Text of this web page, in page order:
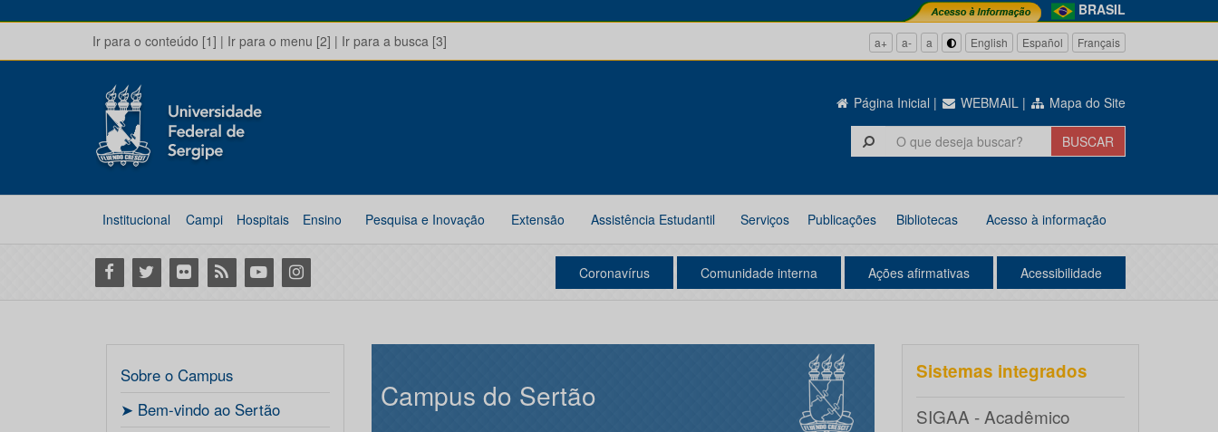
BRASIL
Ir para o conteúdo [1] | Ir para o menu [2] | Ir para a busca [3] a+ a- a English Español Français
Página Inicial | WEBMAIL | Mapa do Site
Institucional Campi Hospitais Ensino Pesquisa e Inovação Extensão Assistência Estudantil Serviços Publicações Bibliotecas Acesso à informação
Facebook
Twitter Flickr RSS YoutubeInstagram Coronavírus Comunidade interna Ações afirmativas Acessibilidade
Sobre o Campus
ㅤ➤ Bem-vindo ao Sertão
Campus do Sertão
Sistemas integrados
SIGAA - Acadêmico